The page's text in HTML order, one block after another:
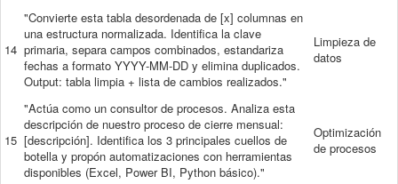
14
"Convierte esta tabla desordenada de [x] columnas en
una estructura normalizada. Identifica la clave
primaria, separa campos combinados, estandariza
fechas a formato YYYY-MM-DD y elimina duplicados.
Output: tabla limpia + lista de cambios realizados."
Limpieza de
datos
15
"Actúa como un consultor de procesos. Analiza esta
descripción de nuestro proceso de cierre mensual:
[descripción]. Identifica los 3 principales cuellos de
botella y propón automatizaciones con herramientas
disponibles (Excel, Power BI, Python básico)."
Optimización
de procesos